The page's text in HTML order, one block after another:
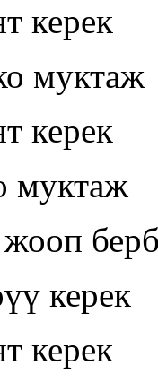
керек
муктаж
керек
муктаж
керек
керек